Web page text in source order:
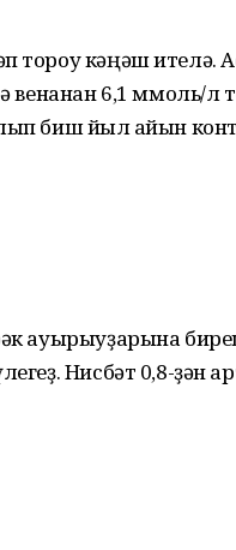
тороу кәңәш ителә.
венанан 6,1 ммоль/л
биш йыл һайын
ауырыуҙарына
Нисбәт 0,8-ҙән